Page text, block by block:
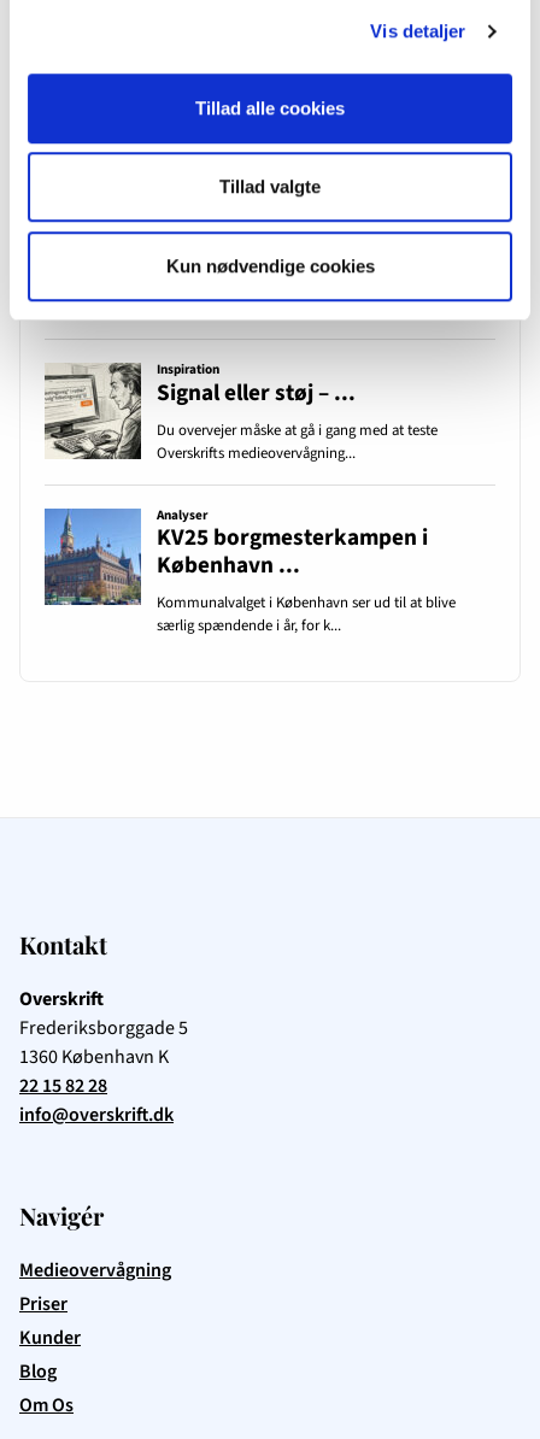
Vis detaljer
Tillad alle cookies
Tillad valgte
Kun nødvendige cookies
Kontakt
Overskrift
Frederiksborggade 5
1360København K
22 15 82 28
info@overskrift.dk
Navigér
Medieovervågning
Priser
Kunder
Blog
Om Os